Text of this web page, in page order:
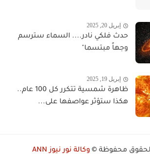
إبريل 20, 2025
حدث فلكي نادر.... السماء سترسم
وجهاً مبتسما"​​​​​
إبريل 19, 2025
ظاهرة شمسية تتكرر كل 100 عام..
هكذا ستؤثر عواصفها على...
محفوظة © وكالة نور نيوز ANN